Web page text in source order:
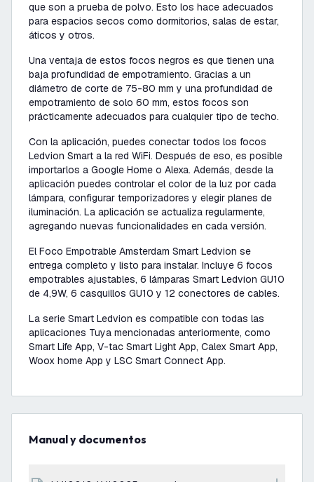
que son a prueba de polvo. Esto los hace adecuados
para espacios secos como dormitorios, salas de estar,
áticos y otros.
Una ventaja de estos focos negros es que tienen una
baja profundidad de empotramiento. Gracias a un
diámetro de corte de 75-80 mm y una profundidad de
empotramiento de solo 60 mm, estos focos son
prácticamente adecuados para cualquier tipo de techo.
Con la aplicación, puedes conectar todos los focos
Ledvion Smart a la red WiFi. Después de eso, es posible
importarlos a Google Home o Alexa. Además, desde la
aplicación puedes controlar el color de la luz por cada
lámpara, configurar temporizadores y elegir planes de
iluminación. La aplicación se actualiza regularmente,
agregando nuevas funcionalidades en cada versión.
El Foco Empotrable Amsterdam Smart Ledvion se
entrega completo y listo para instalar. Incluye 6 focos
empotrables ajustables, 6 lámparas Smart Ledvion GU10
de 4,9W, 6 casquillos GU10 y 12 conectores de cables.
La serie Smart Ledvion es compatible con todas las
aplicaciones Tuya mencionadas anteriormente, como
Smart Life App, V-tac Smart Light App, Calex Smart App,
Woox home App y LSC Smart Connect App.
Manual y documentos